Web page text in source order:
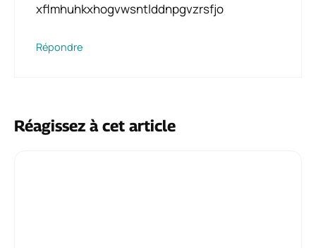
xflmhuhkxhogvwsntlddnpgvzrsfjo
Répondre
Réagissez à cet article